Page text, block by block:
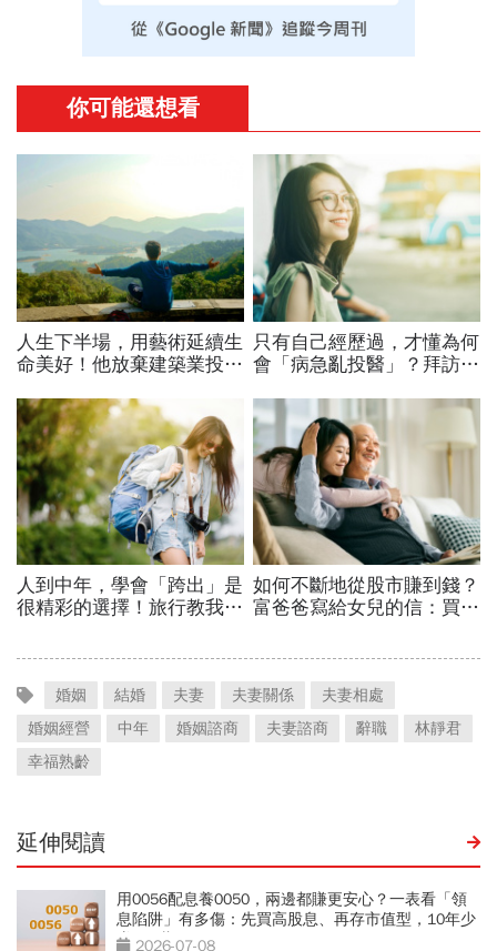
婚姻 結婚 夫妻 夫妻關係
夫妻相處
婚姻經營
中年 婚姻諮商 夫妻諮商 辭職
林靜君
幸福熟齡
延伸閱讀
用0056配息養0050，兩邊都賺更安心？一表看「領
息陷阱」有多傷：先買高股息、再存市值型，10年少
賺330萬
2026-07-08